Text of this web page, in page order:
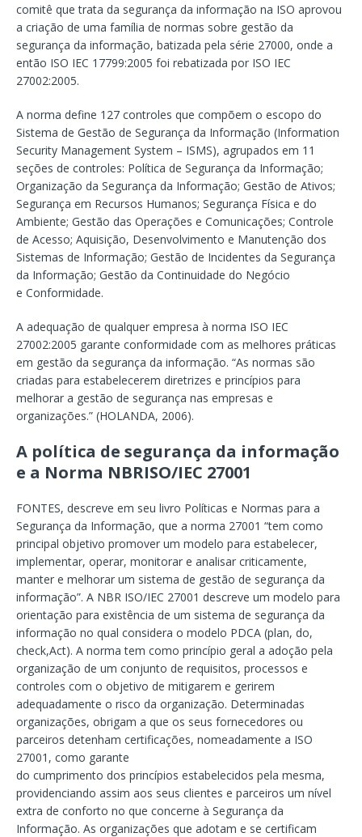
comitê que trata da segurança da informação na ISO aprovou
a criação de uma família de normas sobre gestão da
segurança da informação, batizada pela série 27000, onde a
então ISO IEC 17799:2005 foi rebatizada por ISO IEC
27002:2005.
A norma define 127 controles que compõem o escopo do
Sistema de Gestão de Segurança da Informação (Information
Security Management System – ISMS), agrupados em 11
seções de controles: Política de Segurança da Informação;
Organização da Segurança da Informação; Gestão de Ativos;
Segurança em Recursos Humanos; Segurança Física e do
Ambiente; Gestão das Operações e Comunicações; Controle
de Acesso; Aquisição, Desenvolvimento e Manutenção dos
Sistemas de Informação; Gestão de Incidentes da Segurança
da Informação; Gestão da Continuidade do Negócio
e Conformidade.
A adequação de qualquer empresa à norma ISO IEC
27002:2005 garante conformidade com as melhores práticas
em gestão da segurança da informação. “As normas são
criadas para estabelecerem diretrizes e princípios para
melhorar a gestão de segurança nas empresas e
organizações.” (HOLANDA, 2006).
A política de segurança da informação
e a Norma NBRISO/IEC 27001
FONTES, descreve em seu livro Políticas e Normas para a
Segurança da Informação, que a norma 27001 “tem como
principal objetivo promover um modelo para estabelecer,
implementar, operar, monitorar e analisar criticamente,
manter e melhorar um sistema de gestão de segurança da
informação”. A NBR ISO/IEC 27001 descreve um modelo para
orientação para existência de um sistema de segurança da
informação no qual considera o modelo PDCA (plan, do,
check,Act). A norma tem como princípio geral a adoção pela
organização de um conjunto de requisitos, processos e
controles com o objetivo de mitigarem e gerirem
adequadamente o risco da organização. Determinadas
organizações, obrigam a que os seus fornecedores ou
parceiros detenham certificações, nomeadamente a ISO
27001, como garante
do cumprimento dos princípios estabelecidos pela mesma,
providenciando assim aos seus clientes e parceiros um nível
extra de conforto no que concerne à Segurança da
Informação. As organizações que adotam e se certificam